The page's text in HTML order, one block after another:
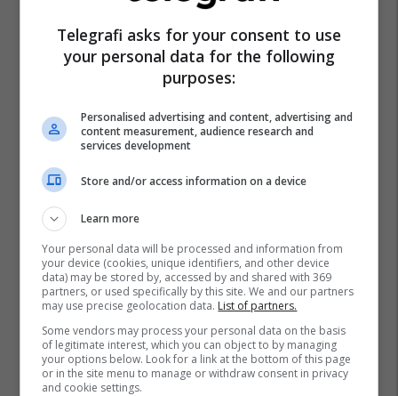
Superliga E Kosovës Në Basketboll
Kb Prishtina
Telegrafi asks for your consent to use
your personal data for the following
purposes:
Personalised advertising and content, advertising and
content measurement, audience research and
services development
Store and/or access information on a device
Learn more
Your personal data will be processed and information from
your device (cookies, unique identifiers, and other device
data) may be stored by, accessed by and shared with 369
partners, or used specifically by this site. We and our partners
may use precise geolocation data. List of partners.
Some vendors may process your personal data on the basis
of legitimate interest, which you can object to by managing
your options below. Look for a link at the bottom of this page
or in the site menu to manage or withdraw consent in privacy
and cookie settings.